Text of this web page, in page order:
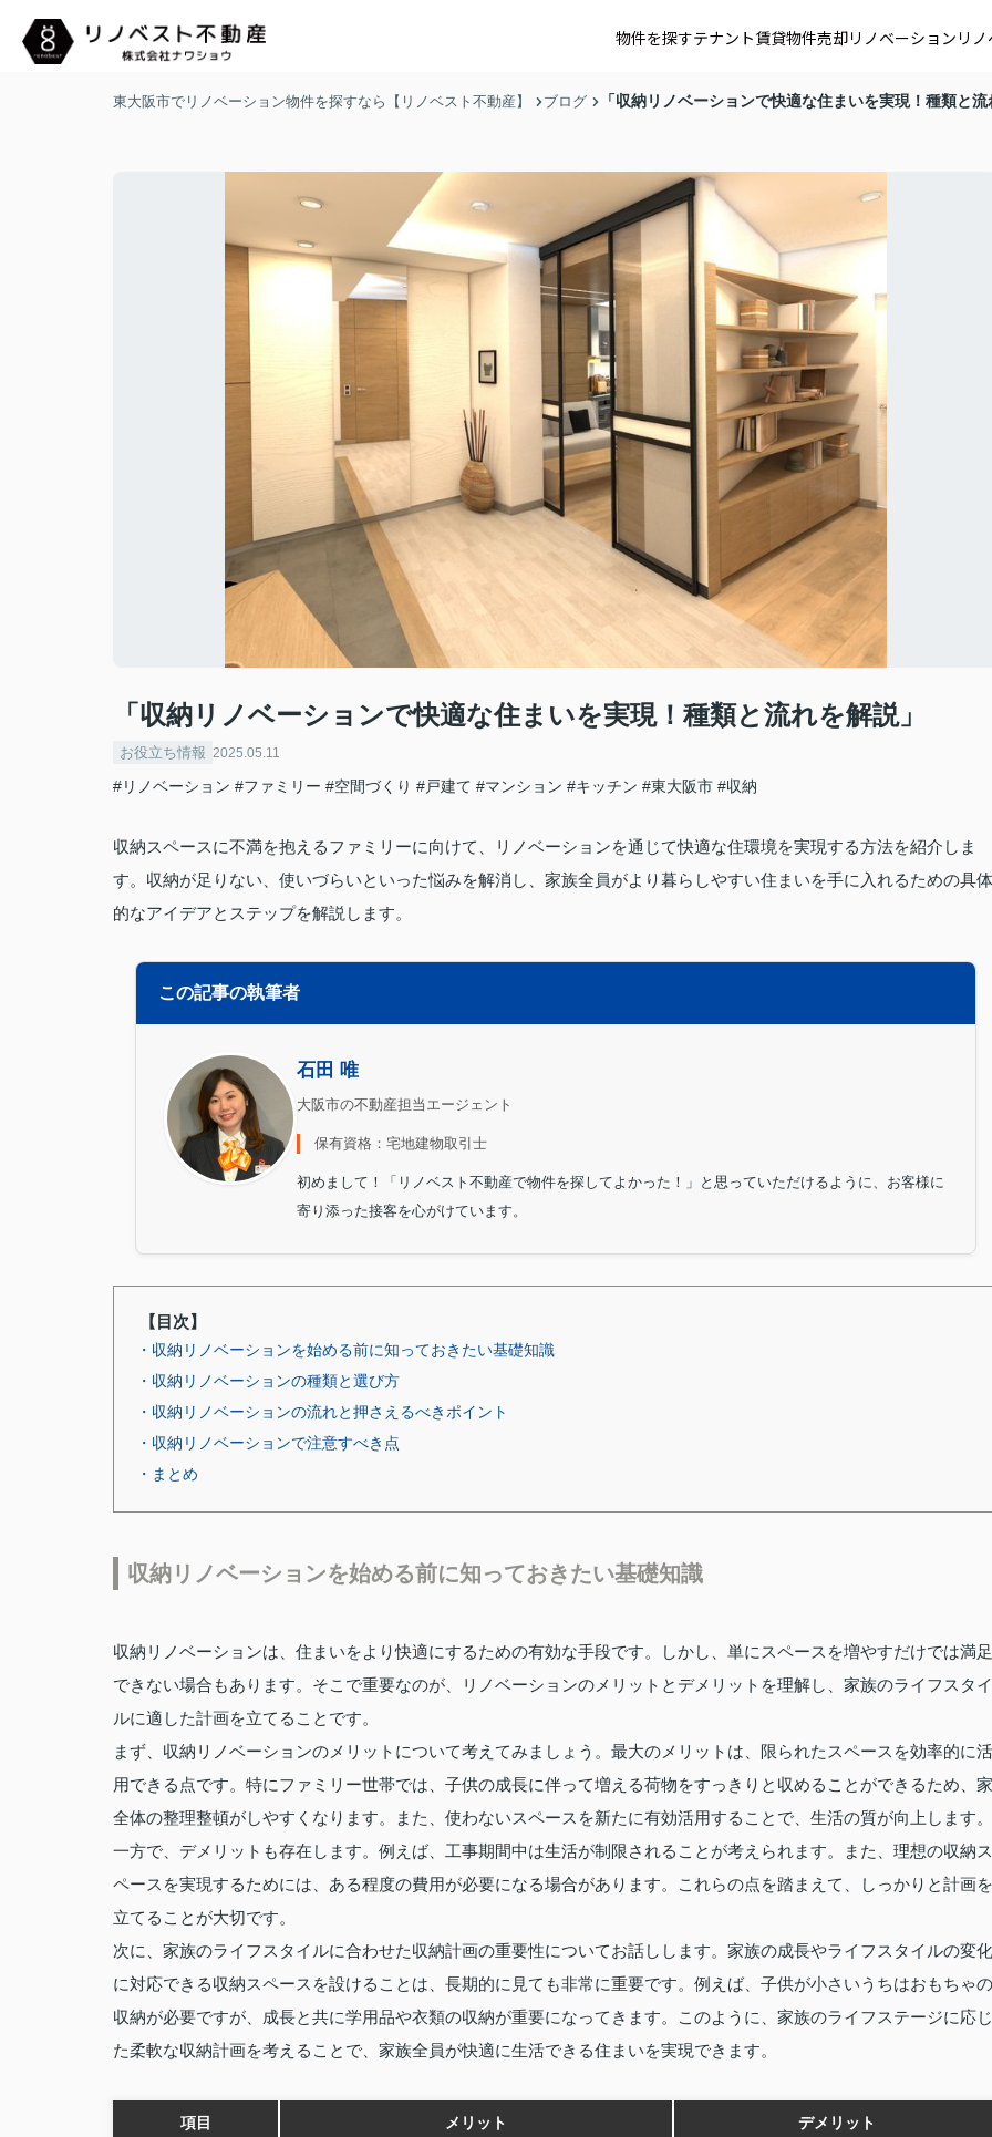
物件を探すテナント賃貸物件売却リノベーション リ
東大阪市でリノベーション物件を探すなら【リノベスト不動産】 ブログ 「収納リノベーションで快適な住まいを実現！種類と
「収納リノベーションで快適な住まいを実現！種類と流れを解説」
お役立ち情報 2025.05.11
#リノベーション #ファミリー #空間づくり #戸建て #マンション #キッチン #東大阪市 #収納
収納スペースに不満を抱えるファミリーに向けて、リノベーションを通じて快適な住環境を実現する方法を紹介しま
す。収納が足りない、使いづらいといった悩みを解消し、家族全員がより暮らしやすい住まいを手に入れるための具体
的なアイデアとステップを解説します。
この記事の執筆者
石田 唯
大阪市の不動産担当エージェント
保有資格：宅地建物取引士
初めまして！「リノベスト不動産で物件を探してよかった！」と思っていただけるように、お客様に
寄り添った接客を心がけています。
【目次】
・収納リノベーションを始める前に知っておきたい基礎知識
・収納リノベーションの種類と選び方
・収納リノベーションの流れと押さえるべきポイント
・収納リノベーションで注意すべき点
・まとめ
収納リノベーションを始める前に知っておきたい基礎知識
収納リノベーションは、住まいをより快適にするための有効な手段です。しかし、単にスペースを増やすだけでは満足
できない場合もあります。そこで重要なのが、リノベーションのメリットとデメリットを理解し、家族のライフスタイ
ルに適した計画を立てることです。
まず、収納リノベーションのメリットについて考えてみましょう。最大のメリットは、限られたスペースを効率的に活
用できる点です。特にファミリー世帯では、子供の成長に伴って増える荷物をすっきりと収めることができるため、家
全体の整理整頓がしやすくなります。また、使わないスペースを新たに有効活用することで、生活の質が向上します。
一方で、デメリットも存在します。例えば、工事期間中は生活が制限されることが考えられます。また、理想の収納ス
ペースを実現するためには、ある程度の費用が必要になる場合があります。これらの点を踏まえて、しっかりと計画を
立てることが大切です。
次に、家族のライフスタイルに合わせた収納計画の重要性についてお話しします。家族の成長やライフスタイルの変化
に対応できる収納スペースを設けることは、長期的に見ても非常に重要です。例えば、子供が小さいうちはおもちゃの
収納が必要ですが、成長と共に学用品や衣類の収納が重要になってきます。このように、家族のライフステージに応じ
た柔軟な収納計画を考えることで、家族全員が快適に生活できる住まいを実現できます。
項目 メリット デメリット